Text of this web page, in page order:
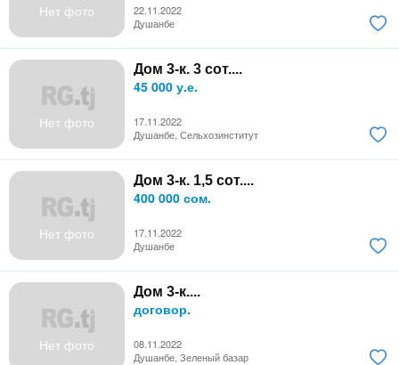
Нет фото
22.11.2022
Душанбе
Нет фото
Дом 3-к. 3 сот....
45 000 у.е.
17.11.2022
Душанбе, Сельхозинститут
Нет фото
Дом 3-к. 1,5 сот....
400 000 сом.
17.11.2022
Душанбе
Нет фото
Дом 3-к....
договор.
08.11.2022
Душанбе, Зеленый базар